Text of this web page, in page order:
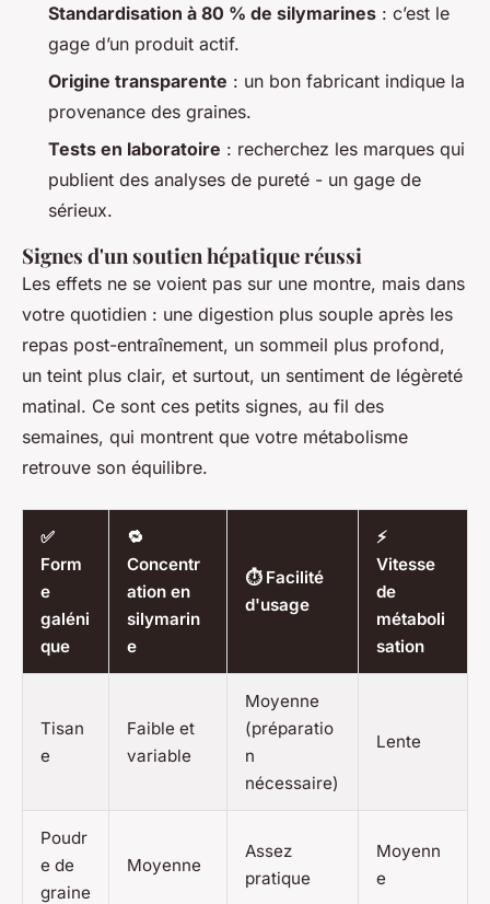
Standardisation à 80 % de silymarines : c’est le
gage d’un produit actif.
Origine transparente : un bon fabricant indique la
provenance des graines.
Tests en laboratoire : recherchez les marques qui
publient des analyses de pureté - un gage de
sérieux.
Signes d'un soutien hépatique réussi
Les effets ne se voient pas sur une montre, mais dans
votre quotidien : une digestion plus souple après les
repas post-entraînement, un sommeil plus profond,
un teint plus clair, et surtout, un sentiment de légèreté
matinal. Ce sont ces petits signes, au fil des
semaines, qui montrent que votre métabolisme
retrouve son équilibre.
✅
Form
e
galéni
que
🔁
Concentr
ation en
silymarin
e
⏱ Facilité
d'usage
⚡
Vitesse
de
métaboli
sation
Tisan
e
Faible et
variable
Moyenne
(préparatio
n
nécessaire)
Lente
Poudr
e de
graine
Moyenne
Assez
pratique
Moyenn
e